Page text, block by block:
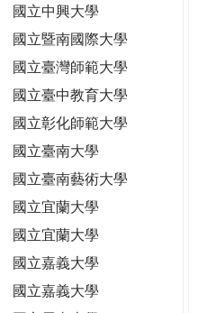
國立中興大學
國立暨南國際大學
國立臺灣師範大學
國立臺中教育大學
國立彰化師範大學
國立臺南大學
國立臺南藝術大學
國立宜蘭大學
國立宜蘭大學
國立嘉義大學
國立嘉義大學